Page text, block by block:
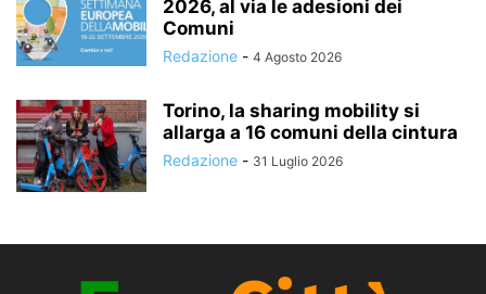
2026, al via le adesioni dei
Comuni
Redazione - 4 Agosto 2026
Torino, la sharing mobility si
allarga a 16 comuni della cintura
Redazione - 31 Luglio 2026